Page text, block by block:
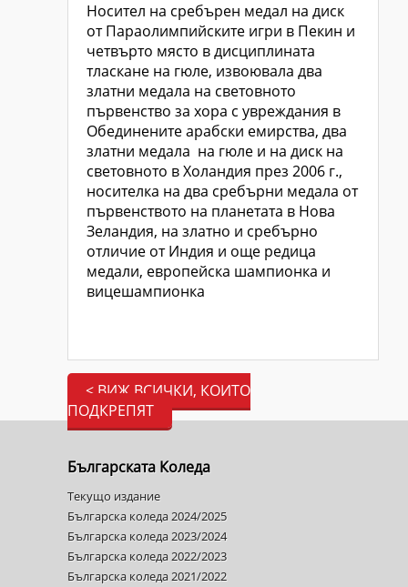
Носител на сребърен медал на диск
от Параолимпийските игри в Пекин и
четвърто място в дисциплината
тласкане на гюле, извоювала два
златни медала на световното
първенство за хора с увреждания в
Обединените арабски емирства, два
златни медала на гюле и на диск на
световното в Холандия през 2006 г.,
носителка на два сребърни медала от
първенството на планетата в Нова
Зеландия, на златно и сребърно
отличие от Индия и още редица
медали, европейска шампионка и
вицешампионка
< ВИЖ ВСИЧКИ, КОИТО
ПОДКРЕПЯТ
Българската Коледа
Текущо издание
Българска коледа 2024/2025
Българска коледа 2023/2024
Българска коледа 2022/2023
Българска коледа 2021/2022